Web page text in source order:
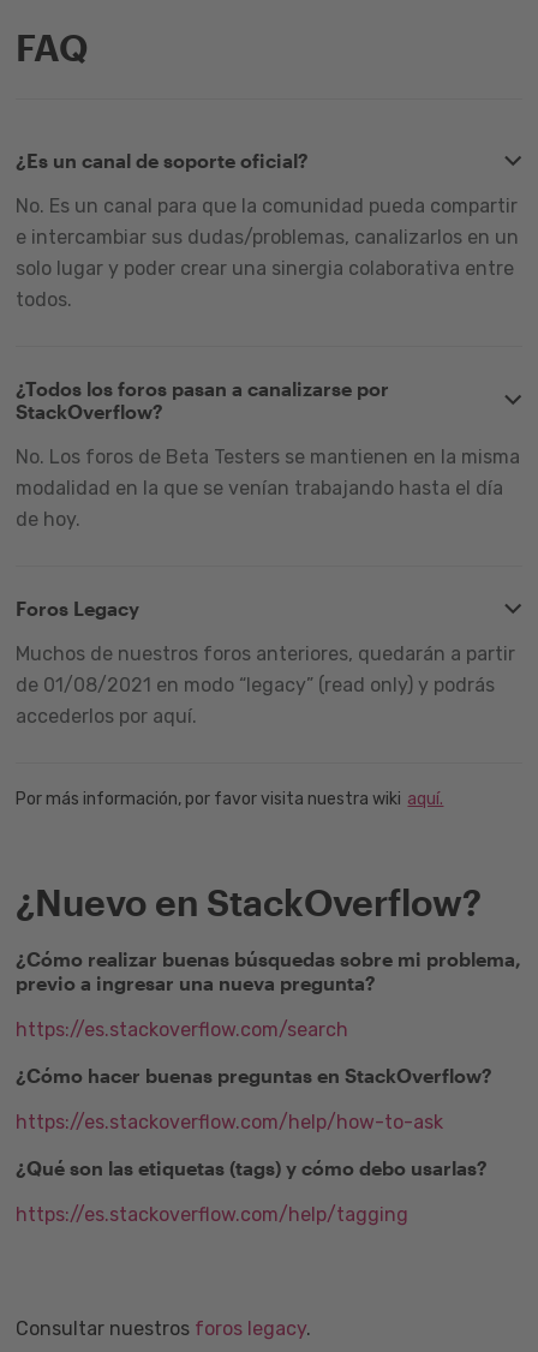
FAQ
¿Es un canal de soporte oficial?
No. Es un canal para que la comunidad pueda compartir
e intercambiar sus dudas/problemas, canalizarlos en un
solo lugar y poder crear una sinergia colaborativa entre
todos.
¿Todos los foros pasan a canalizarse por
StackOverflow?
No. Los foros de Beta Testers se mantienen en la misma
modalidad en la que se venían trabajando hasta el día
de hoy.
Foros Legacy
Muchos de nuestros foros anteriores, quedarán a partir
de 01/08/2021 en modo “legacy” (read only) y podrás
accederlos por aquí.
Por más información, por favor visita nuestra wiki aquí.
¿Nuevo en StackOverflow?
¿Cómo realizar buenas búsquedas sobre mi problema,
previo a ingresar una nueva pregunta?
https://es.stackoverflow.com/search
¿Cómo hacer buenas preguntas en StackOverflow?
https://es.stackoverflow.com/help/how-to-ask
¿Qué son las etiquetas (tags) y cómo debo usarlas?
https://es.stackoverflow.com/help/tagging
Consultar nuestros foros legacy.